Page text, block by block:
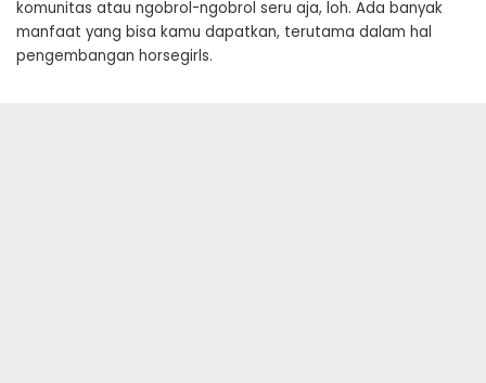
komunitas atau ngobrol-ngobrol seru aja, loh. Ada banyak
manfaat yang bisa kamu dapatkan, terutama dalam hal
pengembangan horsegirls.